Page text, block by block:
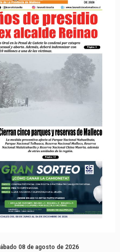
08 de agosto de 2026